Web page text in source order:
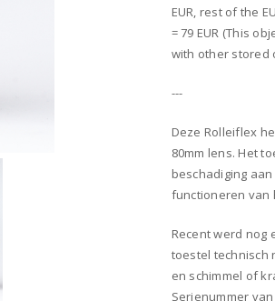
EUR, rest of the
= 79 EUR (This
with other stored
---
Deze Rolleiflex
80mm lens. Het
beschadiging
functioneren van
Recent werd nog
toestel technisch
en schimmel of
Serienummer